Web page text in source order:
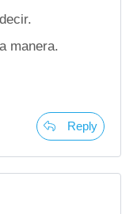
manera.
Reply